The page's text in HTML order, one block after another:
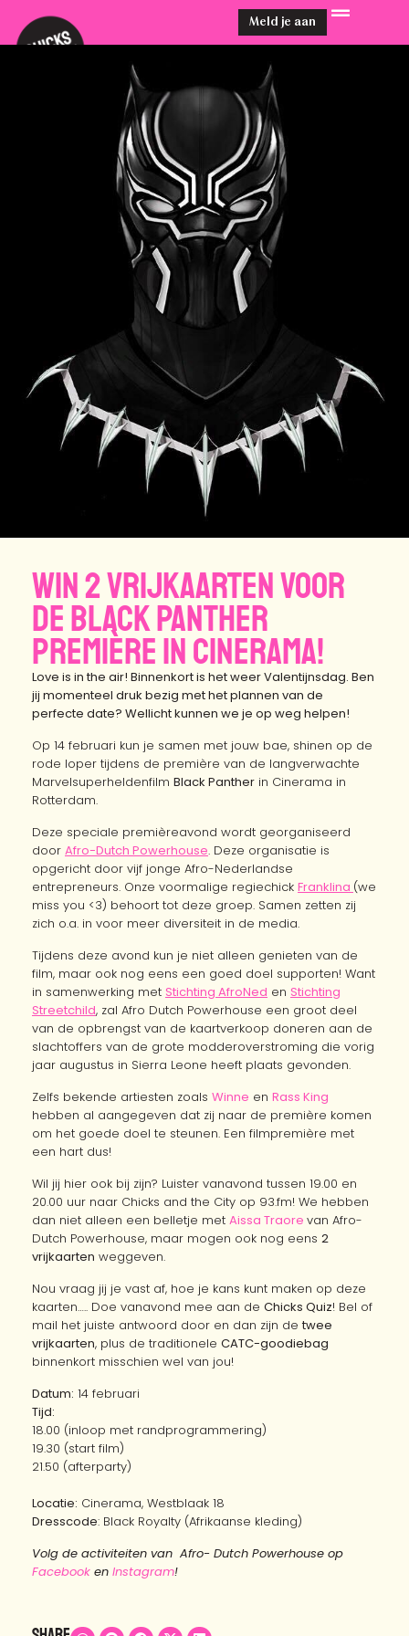
Meld je aan
Win 2 vrijkaarten voor
de Black Panther
première in Cinerama!
Love is in the air! Binnenkort is het weer Valentijnsdag. Ben
jij momenteel druk bezig met het plannen van de
perfecte date? Wellicht kunnen we je op weg helpen!
Op 14 februari kun je samen met jouw bae, shinen op de
rode loper tijdens de première van de langverwachte
Marvelsuperheldenfilm Black Panther in Cinerama in
Rotterdam.
Deze speciale premièreavond wordt georganiseerd
door Afro-Dutch Powerhouse. Deze organisatie is
opgericht door vijf jonge Afro-Nederlandse
entrepreneurs. Onze voormalige regiechick Franklina (we
miss you <3) behoort tot deze groep. Samen zetten zij
zich o.a. in voor meer diversiteit in de media.
Tijdens deze avond kun je niet alleen genieten van de
film, maar ook nog eens een goed doel supporten! Want
in samenwerking met Stichting AfroNed en Stichting
Streetchild, zal Afro Dutch Powerhouse een groot deel
van de opbrengst van de kaartverkoop doneren aan de
slachtoffers van de grote modderoverstroming die vorig
jaar augustus in Sierra Leone heeft plaats gevonden.
Zelfs bekende artiesten zoals Winne en Rass King
hebben al aangegeven dat zij naar de première komen
om het goede doel te steunen. Een filmpremière met
een hart dus!
Wil jij hier ook bij zijn? Luister vanavond tussen 19.00 en
20.00 uur naar Chicks and the City op 93.fm! We hebben
dan niet alleen een belletje met Aissa Traore van Afro-
Dutch Powerhouse, maar mogen ook nog eens 2
vrijkaarten weggeven.
Nou vraag jij je vast af, hoe je kans kunt maken op deze
kaarten….. Doe vanavond mee aan de Chicks Quiz! Bel of
mail het juiste antwoord door en dan zijn detwee
vrijkaarten, plus de traditionele CATC-goodiebag
binnenkort misschien wel van jou!
Datum: 14 februari
Tijd:
18.00 (inloop met randprogrammering)
19.30 (start film)
21.50 (afterparty)
Locatie: Cinerama, Westblaak 18
Dresscode: Black Royalty (Afrikaanse kleding)
Volg de activiteiten van Afro- Dutch Powerhouse op
Facebook en Instagram!